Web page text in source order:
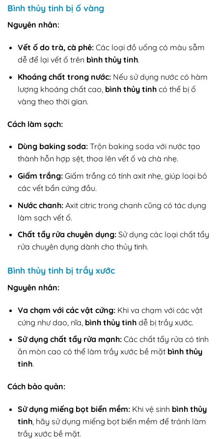
Bình thủy tinh bị ố vàng
Nguyên nhân:
Vết ố do trà, cà phê:Các loại đồ uống có màu sẫm
dễ để lại vết ố trên bình thủy tinh.
Khoáng chất trong nước:Nếu sử dụng nước có hàm
lượng khoáng chất cao, bình thủy tinhcó thể bị ố
vàng theo thời gian.
Cách làm sạch:
Dùng baking soda:Trộn baking soda với nước tạo
thành hỗn hợp sệt, thoa lên vết ố và chà nhẹ.
Giấm trắng:Giấm trắng có tính axit nhẹ, giúp loại bỏ
các vết bẩn cứng đầu.
Nước chanh:Axit citric trong chanh cũng có tác dụng
làm sạch vết ố.
Chất tẩy rửa chuyên dụng:Sử dụng các loại chất tẩy
rửa chuyên dụng dành cho thủy tinh.
Bình thủy tinh bị trầy xước
Nguyên nhân:
Va chạm với các vật cứng:Khi va chạm với các vật
cứng như dao, nĩa, bình thủy tinhdễ bị trầy xước.
Sử dụng chất tẩy rửa mạnh:Các chất tẩy rửa có tính
ăn mòn cao có thể làm trầy xước bề mặt bình thủy
tinh.
Cách bảo quản:
Sử dụng miếng bọt biển mềm:Khi vệ sinh bình thủy
tinh, hãy sử dụng miếng bọt biển mềm để tránh làm
trầy xước bề mặt.